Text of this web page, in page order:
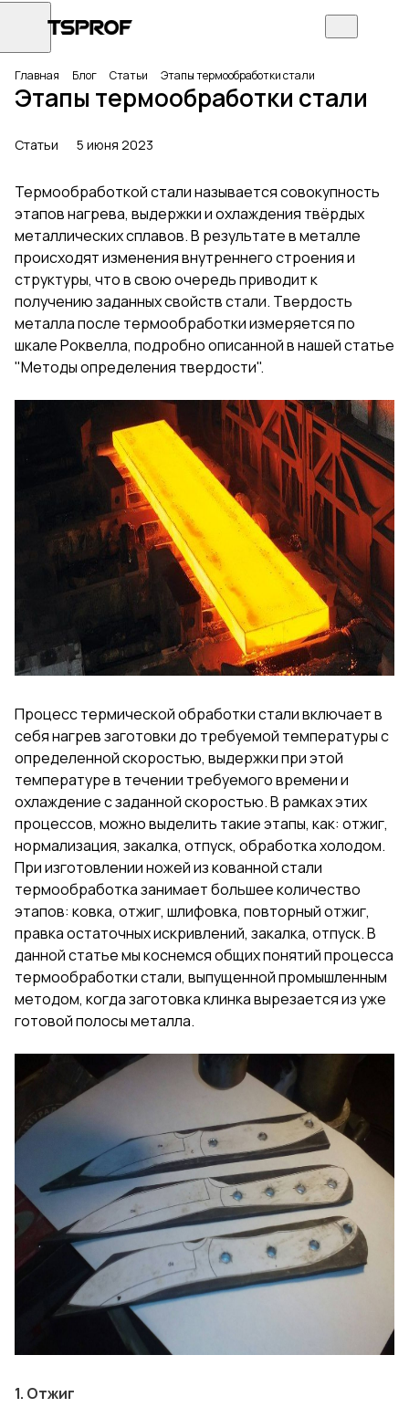
Главная Блог Статьи Этапы термообработки стали
Этапы термообработки стали
Статьи 5 июня 2023
Термообработкой стали называется совокупность
этапов нагрева, выдержки и охлаждения твёрдых
металлических сплавов. В результате в металле
происходят изменения внутреннего строения и
структуры, что в свою очередь приводит к
получению заданных свойств стали. Твердость
металла после термообработки измеряется по
шкале Роквелла, подробно описанной в нашей статье
"Методы определения твердости".
Процесс термической обработки стали включает в
себя нагрев заготовки до требуемой температуры с
определенной скоростью, выдержки при этой
температуре в течении требуемого времени и
охлаждение с заданной скоростью. В рамках этих
процессов, можно выделить такие этапы, как: отжиг,
нормализация, закалка, отпуск, обработка холодом.
При изготовлении ножей из кованной стали
термообработка занимает большее количество
этапов: ковка, отжиг, шлифовка, повторный отжиг,
правка остаточных искривлений, закалка, отпуск. В
данной статье мы коснемся общих понятий процесса
термообработки стали, выпущенной промышленным
методом, когда заготовка клинка вырезается из уже
готовой полосы металла.
1. Отжиг